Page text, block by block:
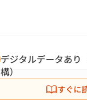
デジタルデータあり
構）
すぐに